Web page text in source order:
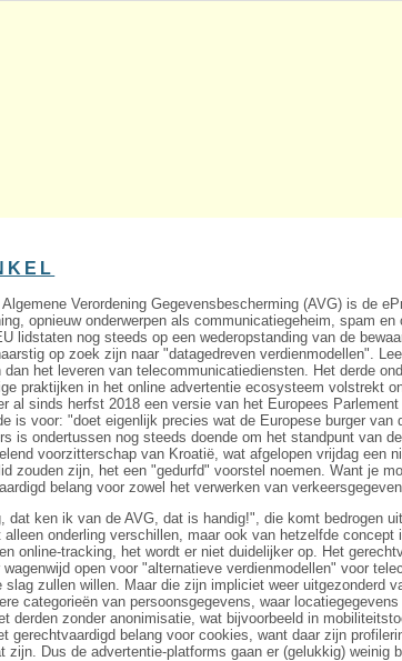
Verordening Gegevensbescherming (AVG) is de
opnieuw onderwerpen als communicatiegeheim, spam
lidstaten nog steeds op een wederopstanding van de
op zoek zijn naar "datagedreven verdienmodellen".
het leveren van telecommunicatiediensten. Het derde
praktijken in het online advertentie ecosysteem volstrekt
al sinds herfst 2018 een versie van het Europees
is voor: "doet eigenlijk precies wat de Europese burger van
is ondertussen nog steeds doende om het standpunt van
voorzitterschap van Kroatië, wat afgelopen vrijdag een
zouden zijn, het een "gedurfd" voorstel noemen. Want je
belang voor zowel het verwerken van
dat ken ik van de AVG, dat is handig!", die komt bedrogen
onderling verschillen, maar ook van hetzelfde
online-tracking, het wordt er niet duidelijker op. Het
open voor "alternatieve verdienmodellen" voor
zullen willen. Maar die zijn impliciet weer uitgezonderd
categorieën van persoonsgegevens, waar
derden zonder anonimisatie, wat bijvoorbeeld in
gerechtvaardigd belang voor cookies, want daar zijn
zijn. Dus de advertentie-platforms gaan er (gelukkig) weinig